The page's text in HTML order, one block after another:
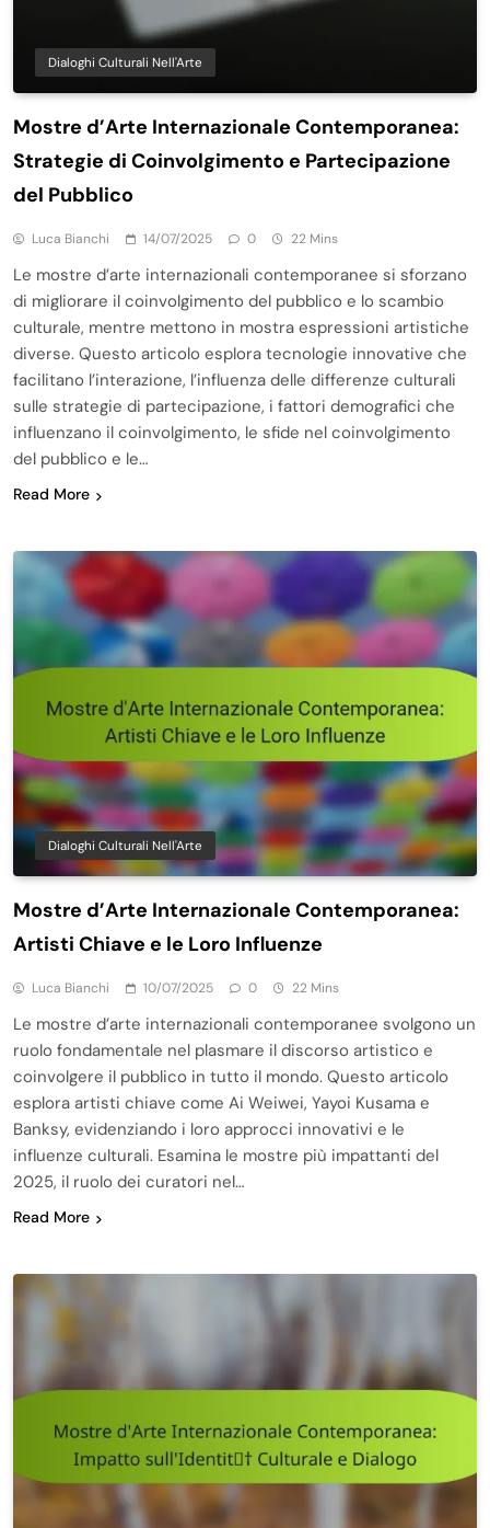
Dialoghi Culturali Nell'Arte
Mostre d’Arte Internazionale Contemporanea:
Strategie di Coinvolgimento e Partecipazione
del Pubblico
Luca Bianchi 14/07/2025 0 22 Mins
Le mostre d’arte internazionali contemporanee si sforzano
di migliorare il coinvolgimento del pubblico e lo scambio
culturale, mentre mettono in mostra espressioni artistiche
diverse. Questo articolo esplora tecnologie innovative che
facilitano l’interazione, l’influenza delle differenze culturali
sulle strategie di partecipazione, i fattori demografici che
influenzano il coinvolgimento, le sfide nel coinvolgimento
del pubblico e le…
Read More
Dialoghi Culturali Nell'Arte
Mostre d’Arte Internazionale Contemporanea:
Artisti Chiave e le Loro Influenze
Luca Bianchi 10/07/2025 0 22 Mins
Le mostre d’arte internazionali contemporanee svolgono un
ruolo fondamentale nel plasmare il discorso artistico e
coinvolgere il pubblico in tutto il mondo. Questo articolo
esplora artisti chiave come Ai Weiwei, Yayoi Kusama e
Banksy, evidenziando i loro approcci innovativi e le
influenze culturali. Esamina le mostre più impattanti del
2025, il ruolo dei curatori nel…
Read More